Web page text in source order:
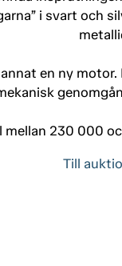
i svart och
en ny
230 000
Till